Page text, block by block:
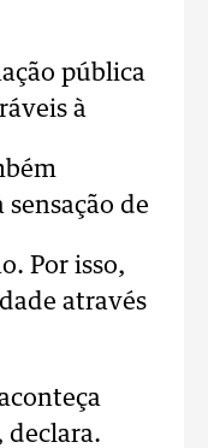
pública
à
de
Por isso,
através
declara.